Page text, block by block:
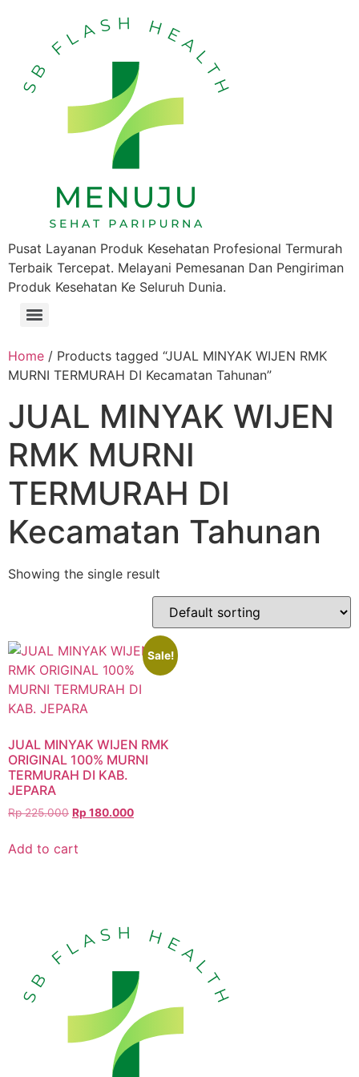
Pusat Layanan Produk Kesehatan Profesional Termurah
Terbaik Tercepat. Melayani Pemesanan Dan Pengiriman
Produk Kesehatan Ke Seluruh Dunia.
Home / Products tagged “JUAL MINYAK WIJEN RMK
MURNI TERMURAH DI Kecamatan Tahunan”
JUAL MINYAK WIJEN
RMK MURNI
TERMURAH DI
Kecamatan Tahunan
Showing the single result
Sale!
JUAL MINYAK WIJEN RMK
ORIGINAL 100% MURNI
TERMURAH DI KAB.
JEPARA
Rp225.000 Rp 180.000
Add to cart